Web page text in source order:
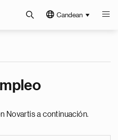
Candean
Novartis a continuación.